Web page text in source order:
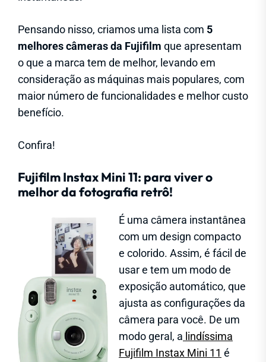
Pensando nisso, criamos uma lista com 5
melhores câmeras da Fujifilm que apresentam
o que a marca tem de melhor, levando em
consideração as máquinas mais populares, com
maior número de funcionalidades e melhor custo
benefício.
Confira!
Fujifilm Instax Mini 11: para viver o
melhor da fotografia retrô!
É uma câmera instantânea
com um design compacto
e colorido. Assim, é fácil de
usar e tem um modo de
exposição automático, que
ajusta as configurações da
câmera para você. De um
modo geral, a lindíssima
Fujifilm Instax Mini 11 é